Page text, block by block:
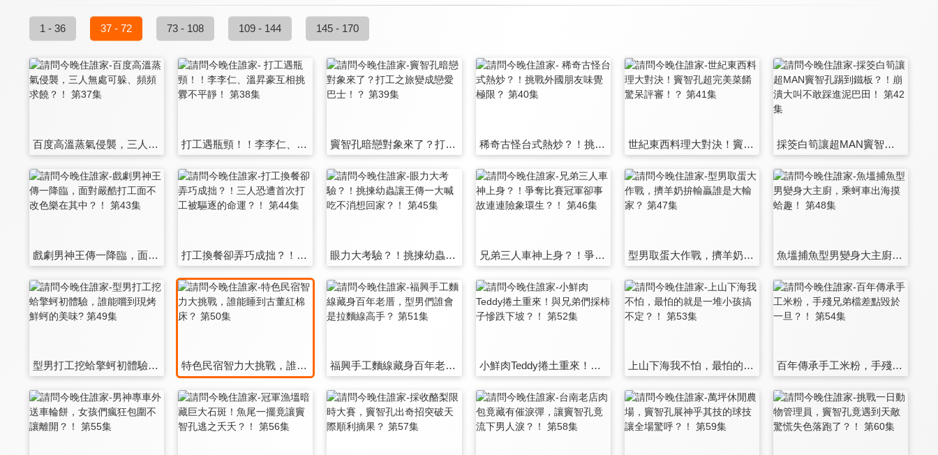
1 - 36 37 - 72 73 - 108 109 - 144 145 - 170
百度高溫蒸氣侵襲，三人無處可躲、頻頻求饒？！ 第37集 打工遇瓶頸！！李李仁、溫昇豪互相挑釁不平靜！ 第38集 竇智孔暗戀對象來了？打工之旅變成戀愛巴士！？ 第39集 稀奇古怪台式熱炒？！挑戰外國朋友味覺極限？ 第40集 世紀東西料理大對決！竇智孔超完美菜餚驚呆評審！？ 第41集 採筊白筍讓超MAN竇智孔踢到鐵板？！崩潰大叫不敢踩進泥巴田！ 第42集
戲劇男神王傳一降臨，面對嚴酷打工面不改色樂在其中？！ 第43集 打工換餐卻弄巧成拙？！三人恐遭首次打工被驅逐的命運？！ 第44集 眼力大考驗？！挑揀幼蟲讓王傳一大喊吃不消想回家？！ 第45集 兄弟三人車神上身？！爭奪比賽冠軍卻事故連連險象環生？！ 第46集 型男取蛋大作戰，擠羊奶拚輸贏誰是大輸家？ 第47集 魚塭捕魚型男變身大主廚，乘蚵車出海摸蛤趣！ 第48集
型男打工挖蛤擎蚵初體驗，誰能嚐到現烤鮮蚵的美味? 第49集 特色民宿智力大挑戰，誰能睡到古董紅棉床？ 第50集 福興手工麵線藏身百年老厝，型男們誰會是拉麵線高手？ 第51集 小鮮肉Teddy捲土重來！與兄弟們採柿子慘跌下坡？！ 第52集 上山下海我不怕，最怕的就是一堆小孩搞不定？！ 第53集 百年傳承手工米粉，手殘兄弟檔差點毀於一旦？！ 第54集